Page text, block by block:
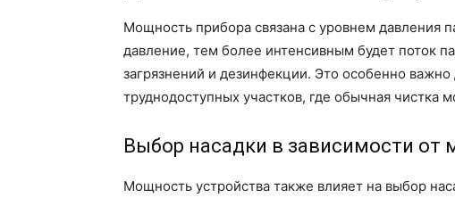
Мощность прибора связана с уровнем давления
давление, тем более интенсивным будет поток
загрязнений и дезинфекции. Это особенно
труднодоступных участков, где обычная чистка
Выбор насадки в зависимости от
Мощность устройства также влияет на выбор